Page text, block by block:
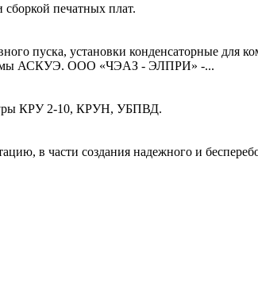
печатных плат.
пуска, установки конденсаторные для
АСКУЭ. ООО «ЧЭАЗ - ЭЛПРИ» -...
КРУ 2-10, КРУН, УБПВД.
в части создания надежного и